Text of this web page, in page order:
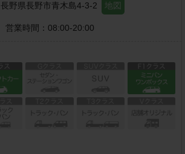
長野県長野市青木島4-3-2 地図
営業時間： 08:00-20:00